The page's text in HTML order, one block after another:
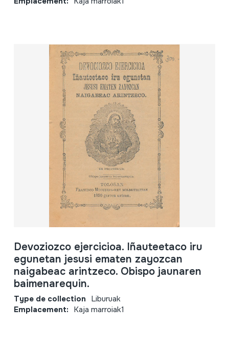
Devoziozco ejercicioa. Iñauteetaco iru
egunetan jesusi ematen zayozcan
naigabeac arintzeco. Obispo jaunaren
baimenarequin.
Type de collection Liburuak
Emplacement: Kaja marroiak1